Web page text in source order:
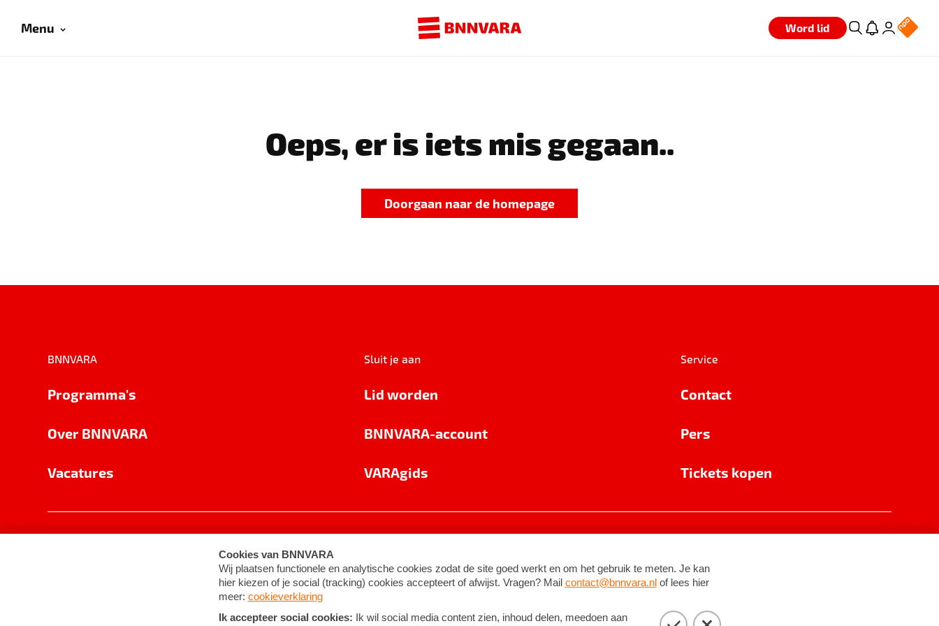
Menu Word lid
Oeps, er is iets mis gegaan..
Doorgaan naar de homepage
BNNVARA
Programma's
Over BNNVARA
Vacatures
Sluit je aan
Lid worden
BNNVARA-account
VARAgids
Service
Contact
Pers
Tickets kopen
Cookie-instellingen Algemene voorwaarden ©2026BNNVARA